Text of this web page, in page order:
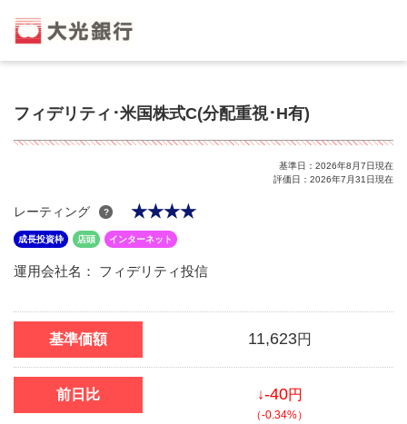
フィデリティ･米国株式C(分配重視･H有)
基準日： 2026年8月7日現在
評価日： 2026年7月31日現在
レーティング ? ★★★★
成長投資枠 店頭 インターネット
運用会社名： フィデリティ投信
基準価額 11,623円
前日比 ↓-40円
（-0.34%）